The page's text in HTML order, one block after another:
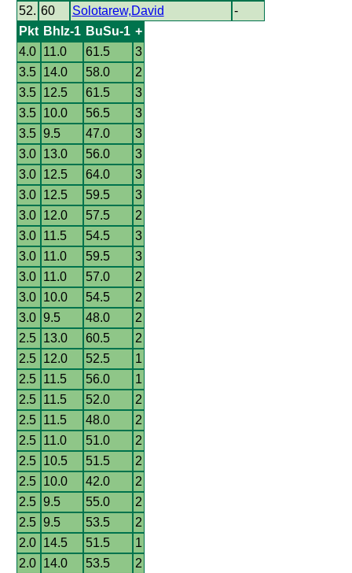
52. 60 Solotarew,David
-
Pkt Bhlz-1 BuSu-1 +
4.0
11.0 61.5
3
3.5
14.0 58.0
2
3.5
12.5 61.5
3
3.5
10.0 56.5
3
3.5 9.5 47.0
3
3.0
13.0 56.0
3
3.0
12.5 64.0
3
3.0
12.5 59.5
3
3.0
12.0 57.5
2
3.0
11.5 54.5
3
3.0
11.0 59.5
3
3.0
11.0 57.0
2
3.0
10.0 54.5
2
3.0 9.5 48.0
2
2.5
13.0 60.5
2
2.5
12.0 52.5
1
2.5
11.5 56.0
1
2.5
11.5 52.0
2
2.5
11.5 48.0
2
2.5
11.0 51.0
2
2.5
10.5 51.5
2
2.5
10.0 42.0
2
2.5 9.5 55.0
2
2.5 9.5 53.5
2
2.0
14.5 51.5
1
2.0
14.0 53.5
2